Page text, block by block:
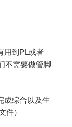
用到PL或者
不需要做管脚
成综合以及生
件）